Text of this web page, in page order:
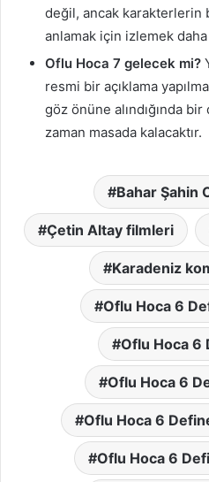
değil, ancak
anlamak için izlemek
Oflu Hoca 7 gelecek mi?
resmi bir açıklama
göz önüne alındığında
zaman masada kalacaktır.
Bahar Şahin
Çetin Altay filmleri
Karadeniz
Oflu Hoca 6
Oflu Hoca 6
Oflu Hoca 6
Oflu Hoca 6
Oflu Hoca 6